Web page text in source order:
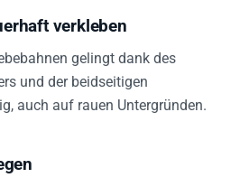
verkleben
gelingt dank des
und der beidseitigen
auch auf rauen Untergründen.